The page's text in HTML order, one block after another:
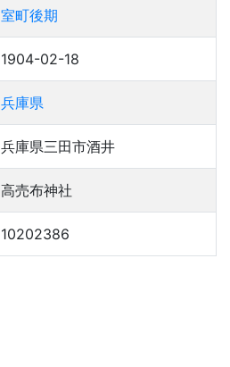
室町後期
1904-02-18
兵庫県
兵庫県三田市酒井
高売布神社
10202386